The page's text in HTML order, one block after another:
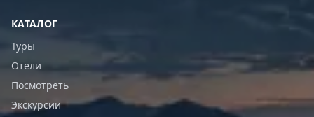
КАТАЛОГ
Туры
Отели
Посмотреть
Экскурсии